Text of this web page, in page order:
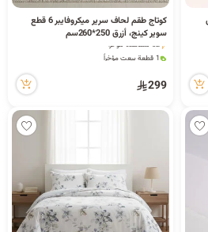
ا
كوتاج طقم لحاف سرير ميكروفايبر 6 قطع
سوير كينج، أزرق 250*260سم
1 قطعة بيعت مؤخراً
52 مشاهدة مؤخراً
1 قطعة بيعت مؤخراً
299